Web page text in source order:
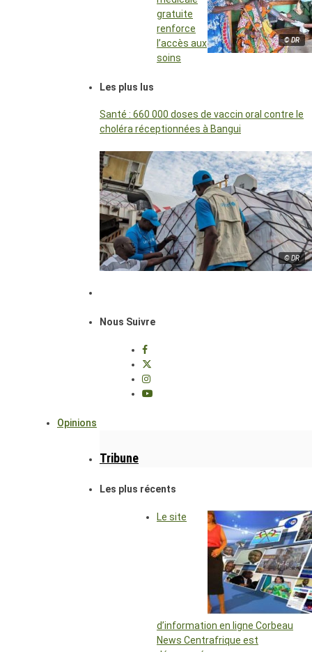
© DR
gratuite
renforce
l’accès aux
soins
Les plus lus
Santé : 660 000 doses de vaccin oral contre le
choléra réceptionnées à Bangui
© DR
Nous Suivre
Opinions
Tribune
Les plus récents
Le site
d’information en ligne Corbeau
News Centrafrique est